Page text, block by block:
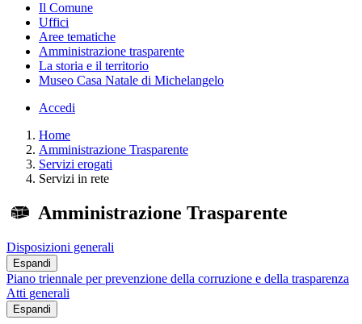
Il Comune
Uffici
Aree tematiche
Amministrazione trasparente
La storia e il territorio
Museo Casa Natale di Michelangelo
Accedi
Home
Amministrazione Trasparente
Servizi erogati
Servizi in rete
Amministrazione Trasparente
Disposizioni generali
Espandi
Piano triennale per prevenzione della corruzione e della trasparenza
Atti generali
Espandi